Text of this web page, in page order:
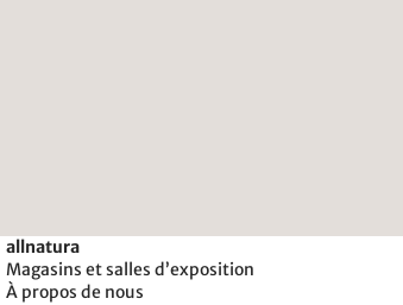
allnatura
Magasins et salles d’exposition
À propos de nous